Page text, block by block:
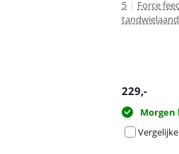
5 | Force
229,-
Morgen